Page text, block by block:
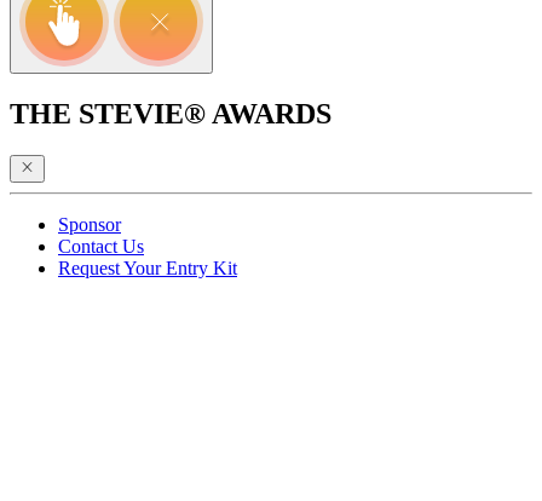
THE STEVIE® AWARDS
Sponsor
Contact Us
Request Your Entry Kit